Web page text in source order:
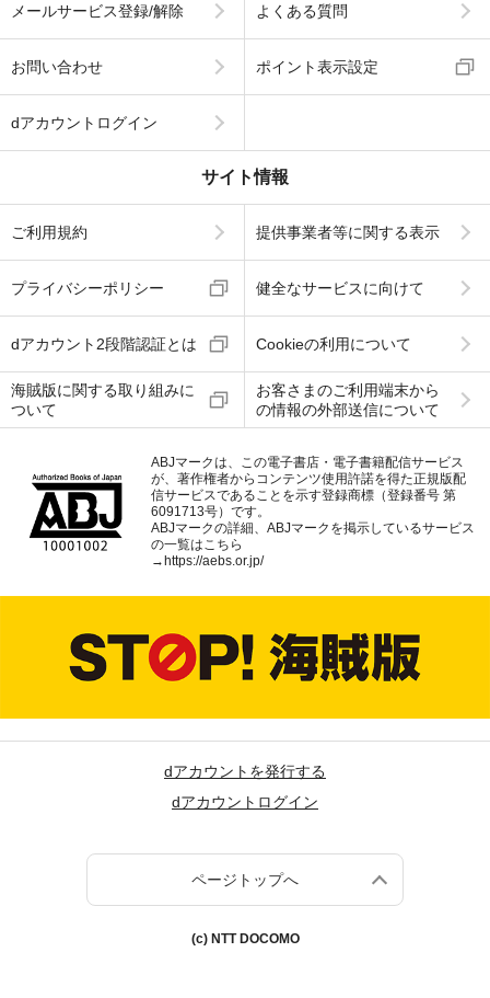
メールサービス登録/解除 よくある質問
お問い合わせ ポイント表示設定
dアカウントログイン
サイト情報
ご利用規約 提供事業者等に関する表示
プライバシーポリシー 健全なサービスに向けて
dアカウント2段階認証とは Cookieの利用について
海賊版に関する取り組みに
ついて
お客さまのご利用端末から
の情報の外部送信について
ABJマークは、この電子書店・電子書籍配信サービス
が、著作権者からコンテンツ使用許諾を得た正規版配
信サービスであることを示す登録商標（登録番号 第
6091713号）です。
ABJマークの詳細、ABJマークを掲示しているサービス
の一覧はこちら
→ https://aebs.or.jp/
dアカウントを発行する
dアカウントログイン
ページトップへ
(c) NTT DOCOMO